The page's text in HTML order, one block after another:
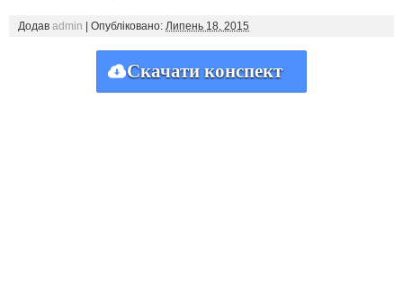
Додав admin Опубліковано: Липень 18, 2015
Скачати конспект